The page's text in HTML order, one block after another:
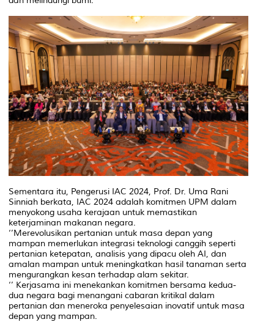
Sementara itu, Pengerusi IAC 2024, Prof. Dr. Uma Rani
Sinniah berkata, IAC 2024 adalah komitmen UPM dalam
menyokong usaha kerajaan untuk memastikan
keterjaminan makanan negara.
‘’Merevolusikan pertanian untuk masa depan yang
mampan memerlukan integrasi teknologi canggih seperti
pertanian ketepatan, analisis yang dipacu oleh AI, dan
amalan mampan untuk meningkatkan hasil tanaman serta
mengurangkan kesan terhadap alam sekitar.
‘’ Kerjasama ini menekankan komitmen bersama kedua-
dua negara bagi menangani cabaran kritikal dalam
pertanian dan meneroka penyelesaian inovatif untuk masa
depan yang mampan.